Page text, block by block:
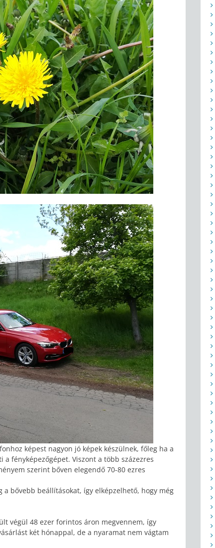
képest nagyon jó képek készülnek, főleg ha a
fényképezőgépet. Viszont a több százezres
szerint bőven elegendő 70-80 ezres
bővebb beállításokat, így elképzelhető, hogy még
végül 48 ezer forintos áron megvennem, így
két hónappal, de a nyaramat nem vágtam